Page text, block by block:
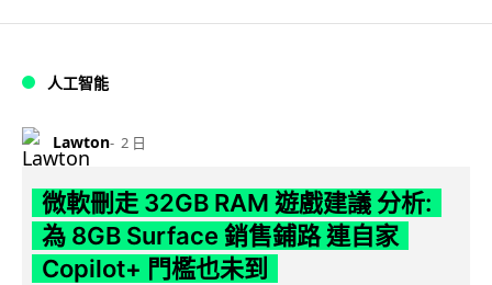
人工智能
Lawton 2 日
微軟刪走 32GB RAM 遊戲建議 分析:
為 8GB Surface 銷售鋪路 連自家
Copilot+ 門檻也未到